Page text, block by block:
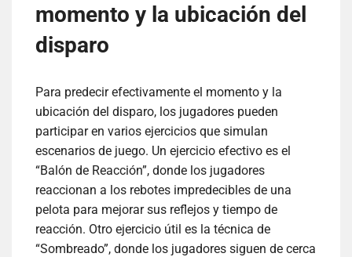
momento y la ubicación del
disparo
Para predecir efectivamente el momento y la
ubicación del disparo, los jugadores pueden
participar en varios ejercicios que simulan
escenarios de juego. Un ejercicio efectivo es el
“Balón de Reacción”, donde los jugadores
reaccionan a los rebotes impredecibles de una
pelota para mejorar sus reflejos y tiempo de
reacción. Otro ejercicio útil es la técnica de
“Sombreado”, donde los jugadores siguen de cerca